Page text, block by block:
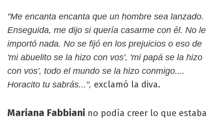
"Me encanta encanta que un hombre sea lanzado.
Enseguida, me dijo si quería casarme con él. No le
importó nada. No se fijó en los prejuicios o eso de
'mi abuelito se la hizo con vos', 'mi papá se la hizo
con vos', todo el mundo se la hizo conmigo....
Horacito tu sabrás...", exclamó la diva.
Mariana Fabbiani no podía creer lo que estaba